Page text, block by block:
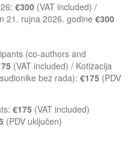
€300(VAT included) /
21. rujna 2026. godine €300
(co-authors and
(VAT included) / Kotizacija
bez rada): €175 (PDV
€175 (VAT included)
(PDV uključen)